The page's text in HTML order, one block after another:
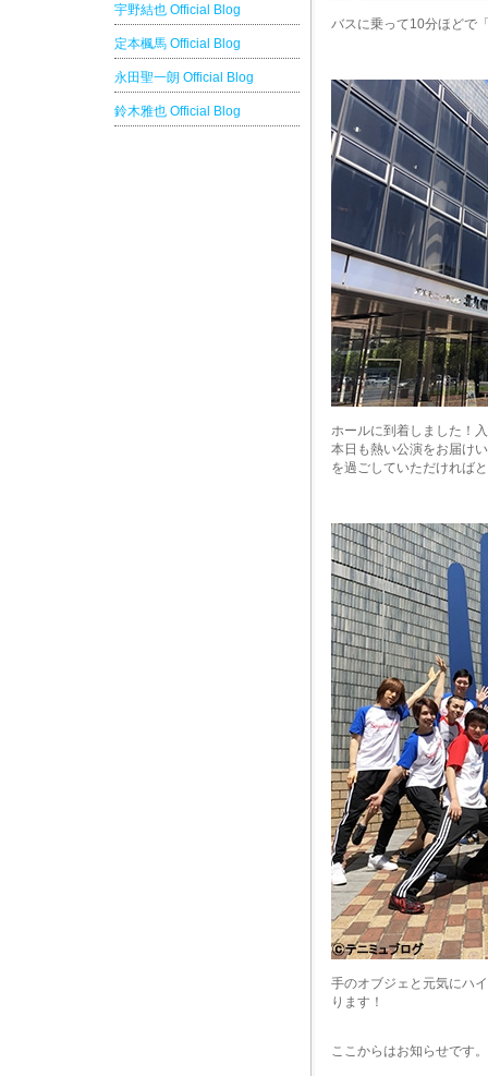
宇野結也 Official Blog
定本楓馬 Official Blog
永田聖一朗 Official Blog
鈴木雅也 Official Blog
バスに乗って10分ほどで
ホールに到着しました！
本日も熱い公演をお届け
を過ごしていただければ
手のオブジェと元気にハ
ります！
ここからはお知らせです。